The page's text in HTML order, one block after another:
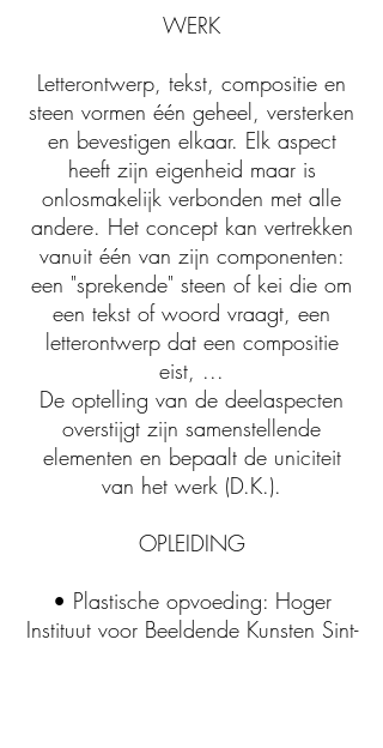
WERK
Letterontwerp, tekst, compositie en
steen vormen één geheel, versterken
en bevestigen elkaar. Elk aspect
heeft zijn eigenheid maar is
onlosmakelijk verbonden met alle
andere. Het concept kan vertrekken
vanuit één van zijn componenten:
een "sprekende" steen of kei die om
een tekst of woord vraagt, een
letterontwerp dat een compositie
eist, ...
De optelling van de deelaspecten
overstijgt zijn samenstellende
elementen en bepaalt de uniciteit
van het werk (D.K.).
OPLEIDING
• Plastische opvoeding: Hoger
Instituut voor Beeldende Kunsten Sint-